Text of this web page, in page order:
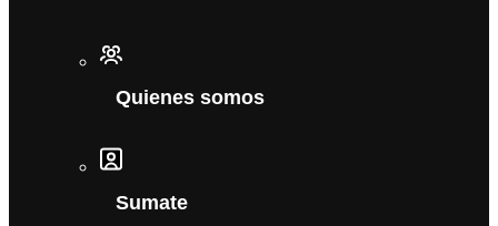
Quienes somos
Sumate